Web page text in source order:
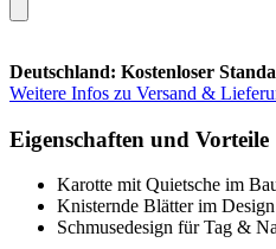
Deutschland: Kostenloser
Weitere Infos zu Versand &
Eigenschaften und Vorteile
Karotte mit Quietsche im
Knisternde Blätter im Design
Schmusedesign für Tag &